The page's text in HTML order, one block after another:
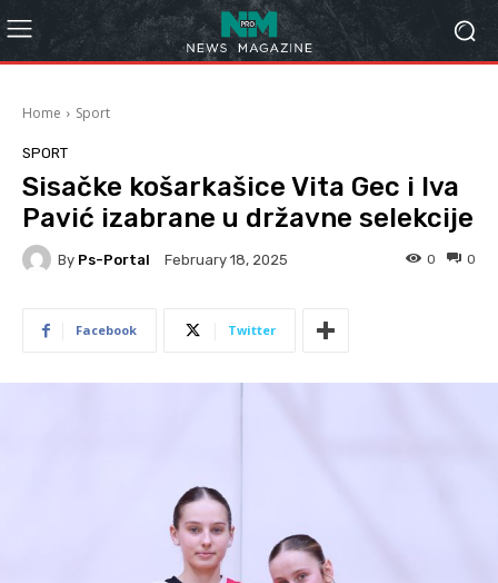
Home Sport
SPORT
Sisačke košarkašice Vita Gec i Iva
Pavić izabrane u državne selekcije
By Ps-Portal February 18, 2025 0
0
Facebook Twitter